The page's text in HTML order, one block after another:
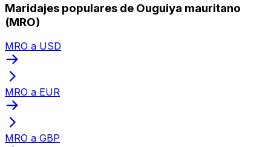
Maridajes populares de Ouguiya mauritano
(MRO)
MRO a USD
MRO a EUR
MRO a GBP